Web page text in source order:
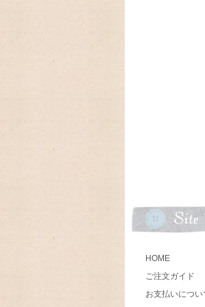
10月末に入荷
ーカレンダー
2023/
HOME
ご注文ガイド
お支払いについ